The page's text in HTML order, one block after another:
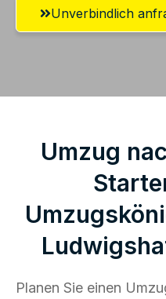
Unverbindlich
Umzug
Planen Sie einen